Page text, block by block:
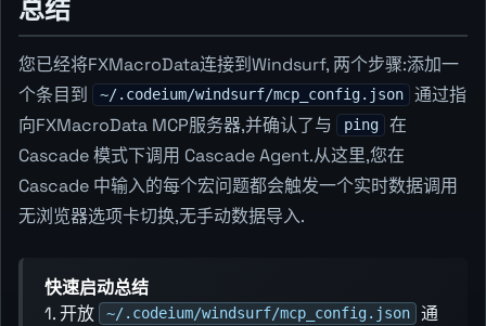
总结
您已经将FXMacroData连接到Windsurf, 两个步骤:添加一
个条目到
~/.codeium/windsurf/mcp_config.json
通过指
向FXMacroData MCP服务器,并确认了与
ping
在
Cascade 模式下调用 Cascade Agent.从这里,您在
Cascade 中输入的每个宏问题都会触发一个实时数据调用
无浏览器选项卡切换,无手动数据导入.
快速启动总结
1. 开放
~/.codeium/windsurf/mcp_config.json
通